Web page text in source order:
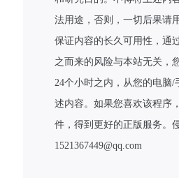
法用途，否则，一切后果请
保证内容的长久可用性，通
之而来的风险与本站无关，
24个小时之内，从您的电脑/
述内容。如果您喜欢该程序
件，得到更好的正版服务。
1521367449@qq.com